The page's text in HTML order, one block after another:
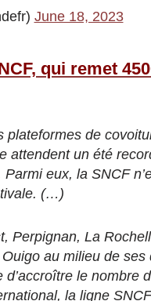
June 18, 2023
qui remet
plateformes de
attendent un été
eux, la SNCF
(…)
Perpignan, La
au milieu de ses
le nombre
la ligne